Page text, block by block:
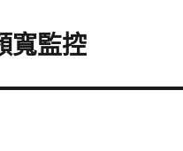
寬監控